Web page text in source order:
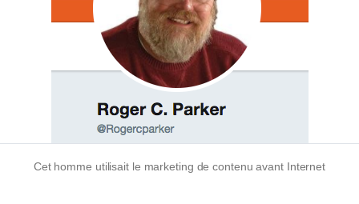
Cet homme utilisait le marketing de contenu avant Internet